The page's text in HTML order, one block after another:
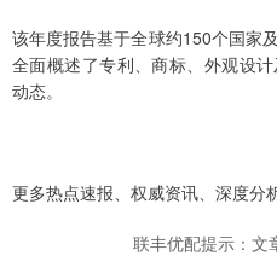
该年度报告基于全球约150个国家
全面概述了专利、商标、外观设
动态。
更多热点速报、权威资讯、深度分
联丰优配提示：文